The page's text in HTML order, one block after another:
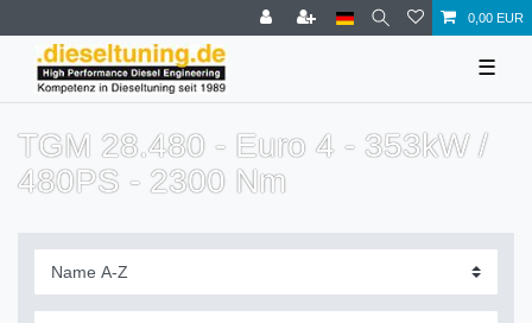
0,00 EUR
☰
TGM 28.480 - Euro 4 - 353kW /
480PS - 2300 Nm